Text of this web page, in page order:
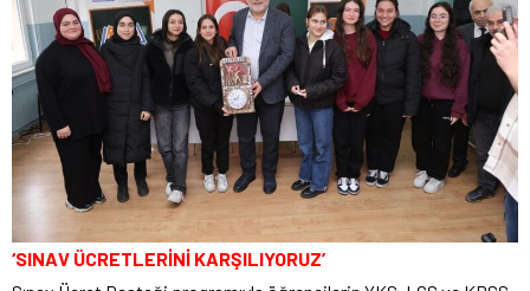
‘SINAV ÜCRETLERİNİ KARŞILIYORUZ’